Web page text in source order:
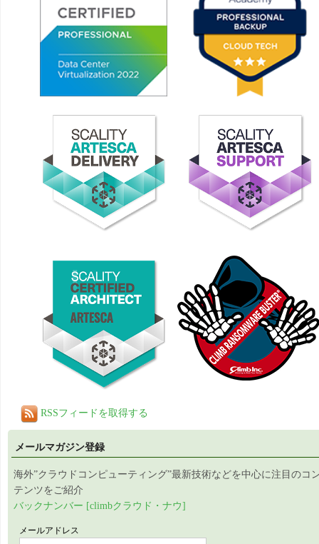
RSSフィードを取得する
メールマガジン登録
海外”クラウドコンピューティング”最新技術などを中心に注目のコ
テンツをご紹介
バックナンバー [climbクラウド・ナウ]